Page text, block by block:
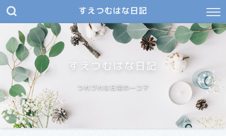
すえつむはな日記
すえつむはな日記
つれづれな日常の一コマ